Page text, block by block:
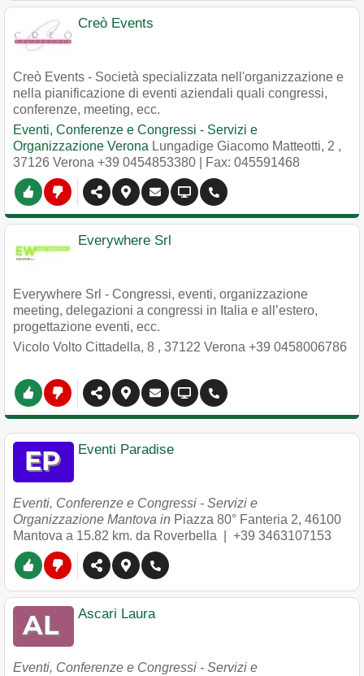
Creò Events
Creò Events - Società specializzata nell'organizzazione e
nella pianificazione di eventi aziendali quali congressi,
conferenze, meeting, ecc.
Eventi, Conferenze e Congressi - Servizi e
Organizzazione Verona Lungadige Giacomo Matteotti, 2 ,
37126 Verona +39 0454853380 | Fax: 045591468
Everywhere Srl
Everywhere Srl - Congressi, eventi, organizzazione
meeting, delegazioni a congressi in Italia e all’estero,
progettazione eventi, ecc.
Vicolo Volto Cittadella, 8 , 37122 Verona +39 0458006786
Eventi Paradise
Eventi, Conferenze e Congressi - Servizi e
Organizzazione Mantova in Piazza 80° Fanteria 2, 46100
Mantova a 15.82 km. da Roverbella | +39 3463107153
Ascari Laura
Eventi, Conferenze e Congressi - Servizi e